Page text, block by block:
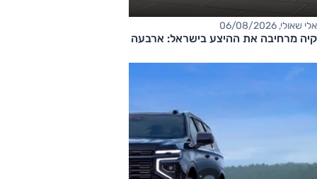
אלי שאולי, 06/08/2026
קיה מרחיבה את ההיצע בישראל: ארבעה דגמים חדשים בדרך